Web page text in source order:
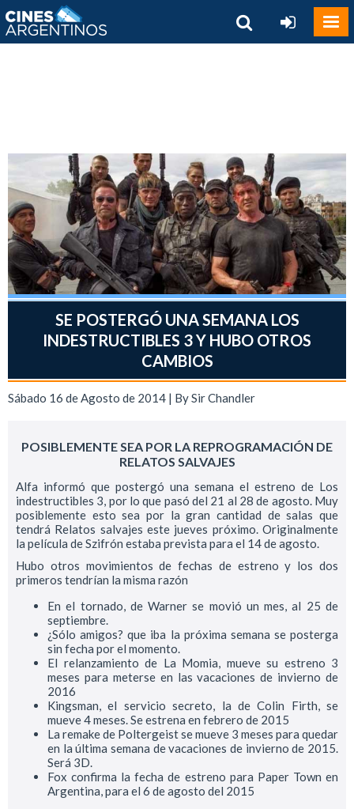
SE POSTERGÓ UNA SEMANA LOS
INDESTRUCTIBLES 3 Y HUBO OTROS
CAMBIOS
Sábado 16 de Agosto de 2014 | BySir Chandler
POSIBLEMENTE SEA POR LA REPROGRAMACIÓN DE
RELATOS SALVAJES
Alfa informó que postergó una semana el estreno de Los
indestructibles 3, por lo que pasó del 21 al 28 de agosto. Muy
posiblemente esto sea por la gran cantidad de salas que
tendrá Relatos salvajes este jueves próximo. Originalmente
la película de Szifrón estaba prevista para el 14 de agosto.
Hubo otros movimientos de fechas de estreno y los dos
primeros tendrían la misma razón
En el tornado, de Warner se movió un mes, al 25 de
septiembre.
¿Sólo amigos? que iba la próxima semana se posterga
sin fecha por el momento.
El relanzamiento de La Momia, mueve su estreno 3
meses para meterse en las vacaciones de invierno de
2016
Kingsman, el servicio secreto, la de Colin Firth, se
mueve 4 meses. Se estrena en febrero de 2015
La remake de Poltergeist se mueve 3 meses para quedar
en la última semana de vacaciones de invierno de 2015.
Será 3D.
Fox confirma la fecha de estreno para Paper Town en
Argentina, para el 6 de agosto del 2015